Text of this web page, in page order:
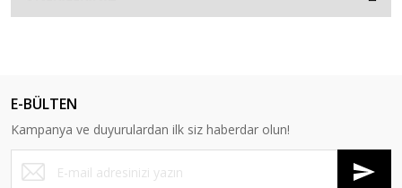
E-BÜLTEN
Kampanya ve duyurulardan ilk siz haberdar olun!